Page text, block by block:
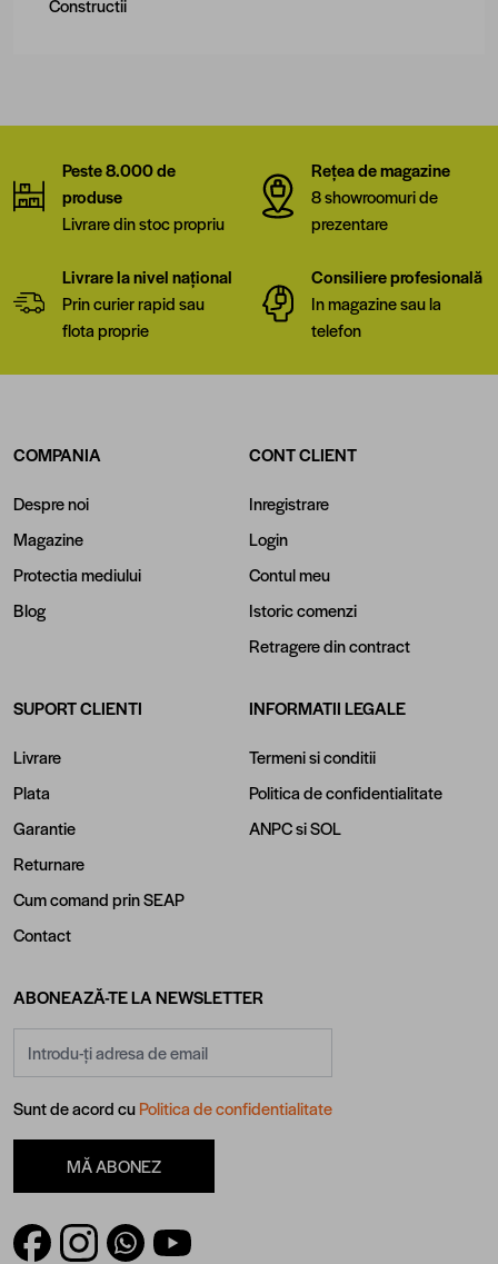
Constructii
Peste 8.000 de
produse
Livrare din stoc propriu
Rețea de magazine
8 showroomuri de
prezentare
Livrare la nivel național
Prin curier rapid sau
flota proprie
Consiliere profesională
In magazine sau la
telefon
COMPANIA
Despre noi
Magazine
Protectia mediului
Blog
CONT CLIENT
Inregistrare
Login
Contul meu
Istoric comenzi
Retragere din contract
SUPORT CLIENTI
Livrare
Plata
Garantie
Returnare
Cum comand prin SEAP
Contact
INFORMATII LEGALE
Termeni si conditii
Politica de confidentialitate
ANPCsiSOL
ABONEAZĂ-TE LA NEWSLETTER
Sunt de acord cuPolitica de confidentialitate
MĂ ABONEZ